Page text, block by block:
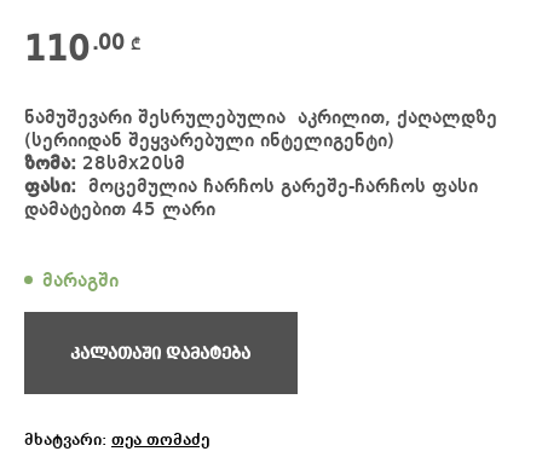
110.00 ₾
ნამუშევარი შესრულებულია აკრილით, ქაღალდზე
(სერიიდან შეყვარებული ინტელიგენტი)
ზომა: 28სმx20სმ
ფასი:
მოცემულია ჩარჩოს გარეშე-ჩარჩოს ფასი
დამატებით 45 ლარი
მარაგში
კალათაში დამატება
მხატვარი: თეა თომაძე